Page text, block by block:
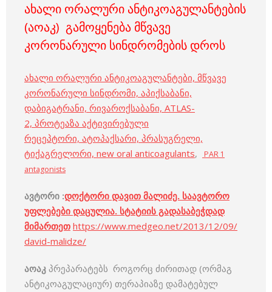
ახალი ორალური ანტიკოაგულანტების
(აოაკ) გამოყენება მწვავე
კორონარული სინდრომების დროს
ახალი ორალური ანტიკოაგულანტები, მწვავე
კორონარული სინდრომი, აპიქსაბანი,
დაბიგატრანი, რივაროქსაბანი, ATLAS-
2, პროტეაზა აქტივირებული
რეცეპტორი, ატოპაქსარი, პრასუგრელი,
ტიქაგრელორი, new oral anticoagulants,
PAR 1
antagonists
ავტორი :დოქტორი დავით მალიძე. საავტორო
უფლებები დაცულია. სტატიის გადასაბეჭდად
მიმართეთ https://www.medgeo.net/2013/12/09/
david-malidze/
აოაკ პრეპარატებს როგორც ძირითად (ორმაგ
ანტიკოაგულაციურ) თერაპიაზე დამატებულ